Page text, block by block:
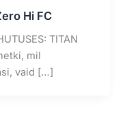
Hi FC
TITAN
mil
vaid […]